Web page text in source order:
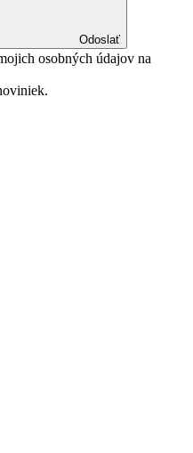
Odoslať
osobných údajov na